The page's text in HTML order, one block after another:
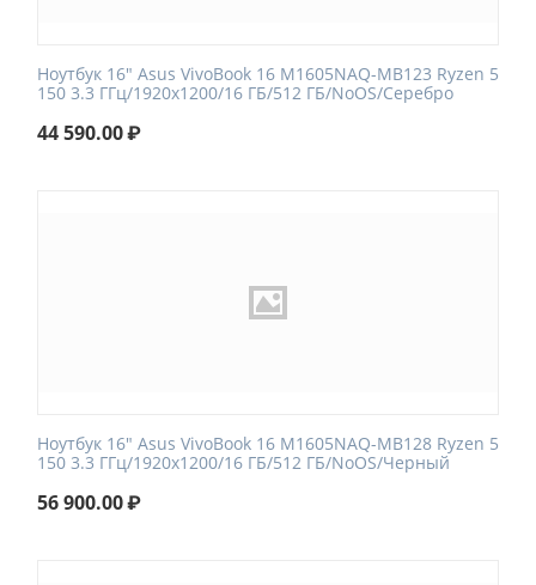
Ноутбук 16" Asus VivoBook 16 M1605NAQ-MB123 Ryzen 5
150 3.3 ГГц/1920x1200/16 ГБ/512 ГБ/NoOS/Серебро
44 590.00₽
Ноутбук 16" Asus VivoBook 16 M1605NAQ-MB128 Ryzen 5
150 3.3 ГГц/1920x1200/16 ГБ/512 ГБ/NoOS/Черный
56 900.00₽